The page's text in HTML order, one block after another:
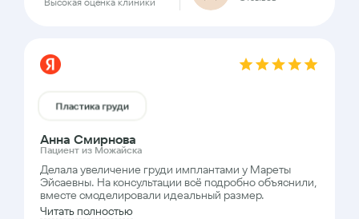
Пластика груди
Анна Смирнова
Пациент из Можайска
Делала увеличение груди имплантами у Мареты
Эйсаевны. На консультации всё подробно объяснили,
вместе смоделировали идеальный размер.
Читать полностью